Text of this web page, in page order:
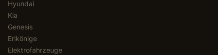
Hyundai
Kia
Genesis
Erlkönige
Elektrofahrzeuge